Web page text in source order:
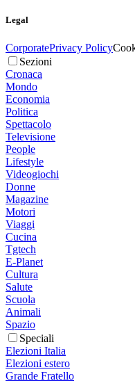
Legal
CorporatePrivacy Policy
Sezioni
Cronaca
Mondo
Economia
Politica
Spettacolo
Televisione
People
Lifestyle
Videogiochi
Donne
Magazine
Motori
Viaggi
Cucina
Tgtech
E-Planet
Cultura
Salute
Scuola
Animali
Spazio
Speciali
Elezioni Italia
Elezioni estero
Grande Fratello